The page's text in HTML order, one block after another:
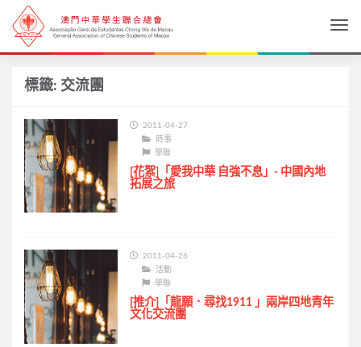
標籤: 交流團
2011-04-27
時事
學聯
[花絮]「愛我中華 自強不息」- 中國內地
拓展之旅
2011-04-26
活動
學聯
[推介]「龍願．尋找1911 」兩岸四地青年
文化交流團